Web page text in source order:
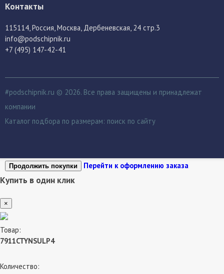
Контакты
115114 , Россия, Москва, Дербеневская, 24 стр.3
info@podschipnik.ru
+7 (495) 147-42-41
#podschipnik.ru © 2026. Все права защищены и принадлежат
компании
Каталог подбора по размерам: поиск по сайту
Продолжить покупки Перейти к оформлению заказа
Купить в один клик
×
Товар:
7911CTYNSULP4
Количество: